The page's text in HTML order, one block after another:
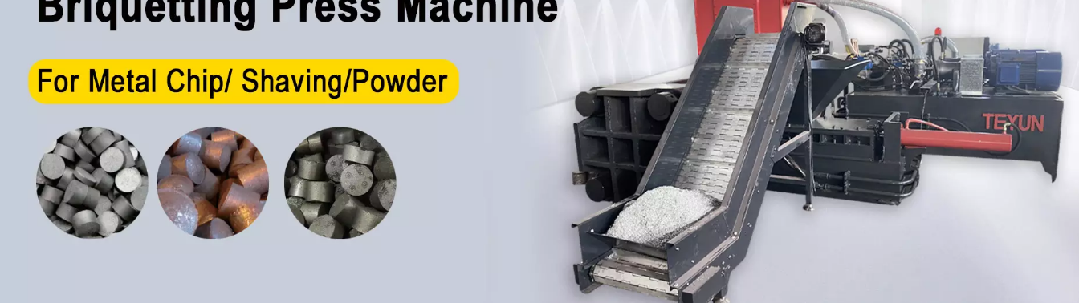
Español
Português
عربي
日语